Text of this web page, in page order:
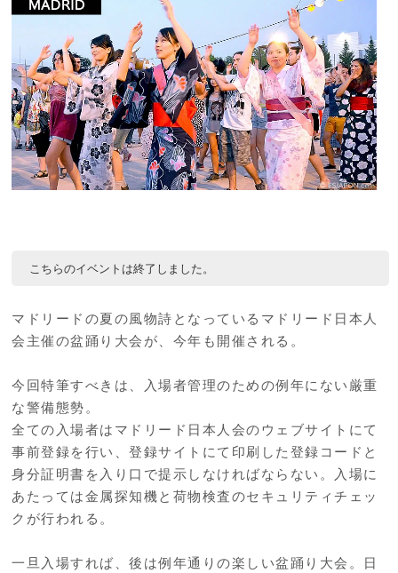
こちらのイベントは終了しました。
マドリードの夏の風物詩となっているマドリード日本人
会主催の盆踊り大会が、今年も開催される。
今回特筆すべきは、入場者管理のための例年にない厳重
な警備態勢。
全ての入場者はマドリード日本人会のウェブサイトにて
事前登録を行い、登録サイトにて印刷した登録コードと
身分証明書を入り口で提示しなければならない。入場に
あたっては金属探知機と荷物検査のセキュリティチェッ
クが行われる。
一旦入場すれば、後は例年通りの楽しい盆踊り大会。日